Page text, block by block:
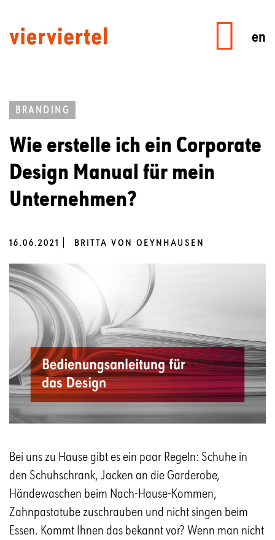
en
BRANDING
Wie erstelle ich ein Corporate
Design Manual für mein
Unternehmen?
16.06.2021 BRITTA VON OEYNHAUSEN
Bei uns zu Hause gibt es ein paar Regeln: Schuhe in
den Schuhschrank, Jacken an die Garderobe,
Händewaschen beim Nach-Hause-Kommen,
Zahnpastatube zuschrauben und nicht singen beim
Essen. Kommt Ihnen das bekannt vor? Wenn man nicht